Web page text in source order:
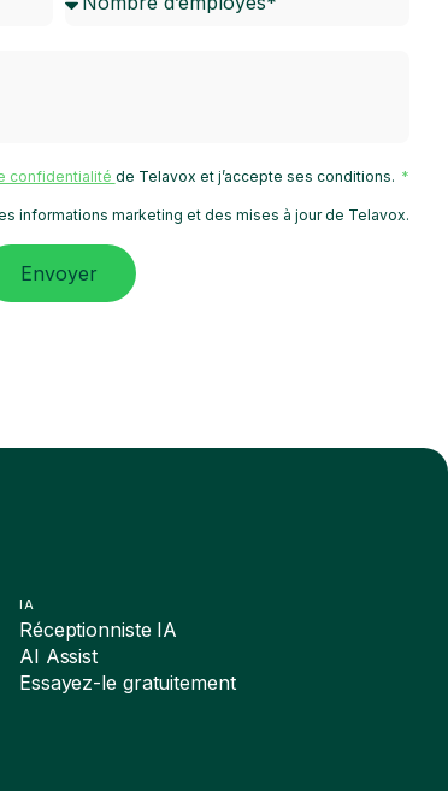
confidentialité de Telavox et j’accepte ses conditions.
informations marketing et des mises à jour de Telavox.
Envoyer
IA
Réceptionniste IA
AI Assist
Essayez-le gratuitement